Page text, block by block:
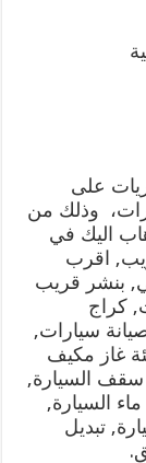
على
وذلك من
اليك في
اقرب
بنشر قريب
كراج
سيارات,
غاز مكيف
سقف السيارة,
السيارة,
تبديل